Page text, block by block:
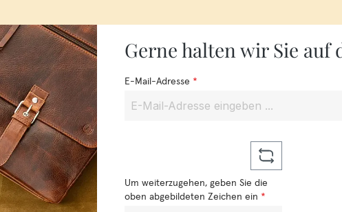
Gerne halten wir Sie auf
E-Mail-Adresse *
Um weiterzugehen, geben Sie die
oben abgebildeten Zeichen ein *